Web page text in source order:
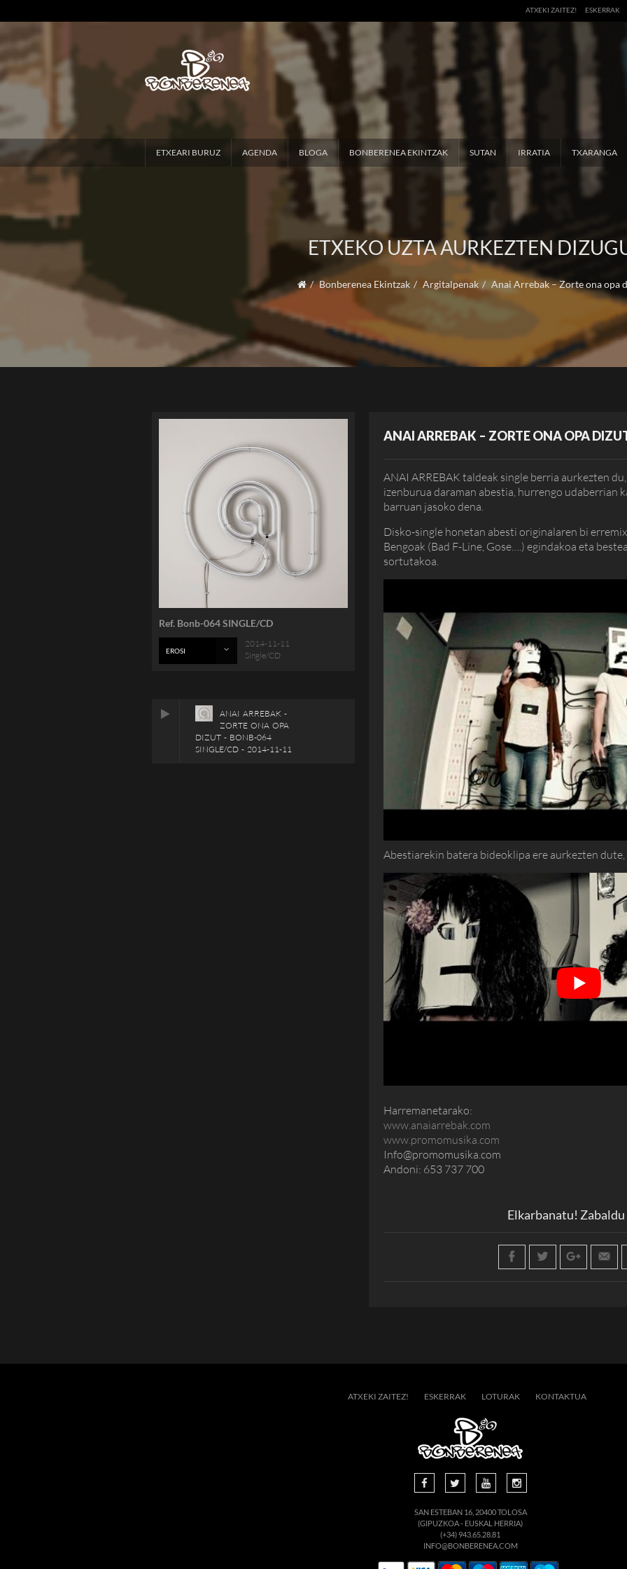
ATXEKI ZAITEZ! ESKERRAK
ETXEARI BURUZ AGENDA BLOGA BONBERENEA EKINTZAK SUTAN IRRATIA TXARANGA
ETXEKO UZTA AURKEZTEN
Bonberenea Ekintzak Argitalpenak Anai Arrebak – Zorte ona opa
Ref. Bonb-064 SINGLE/CD
EROSI
2014-11-11
Single/CD
ANAI ARREBAK -
ZORTE ONA OPA
DIZUT - BONB-064
SINGLE/CD - 2014-11-11
ANAI ARREBAK – ZORTE ONA OPA
ANAI ARREBAK taldeak single berria aurkezten
izenburua daraman abestia, hurrengo udaberrian
barruan jasoko dena.
Disko-single honetan abesti originalaren bi
Bengoak (Bad F-Line, Gose….) egindakoa eta
sortutakoa.
Abestiarekin batera bideoklipa ere aurkezten
Harremanetarako:
www.anaiarrebak.com
www.promomusika.com
Info@promomusika.com
Andoni: 653 737 700
Elkarbanatu! Zabaldu
ATXEKI ZAITEZ! ESKERRAK LOTURAK KONTAKTUA
SAN ESTEBAN 16, 20400 TOLOSA
(GIPUZKOA - EUSKAL HERRIA)
(+34) 943.65.28.81
INFO@BONBERENEA.COM